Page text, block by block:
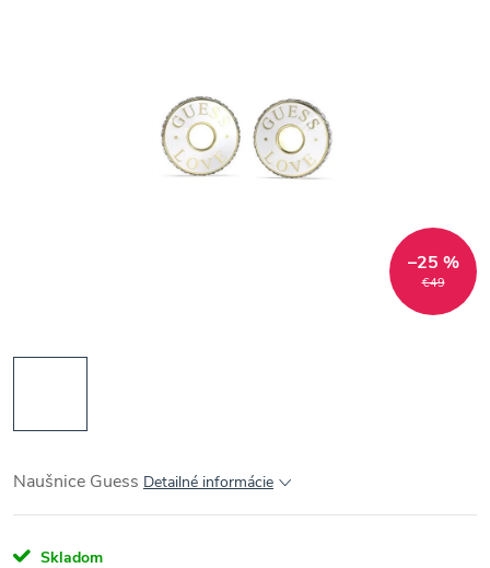
€49
–25 %
Naušnice Guess Detailné informácie
Skladom